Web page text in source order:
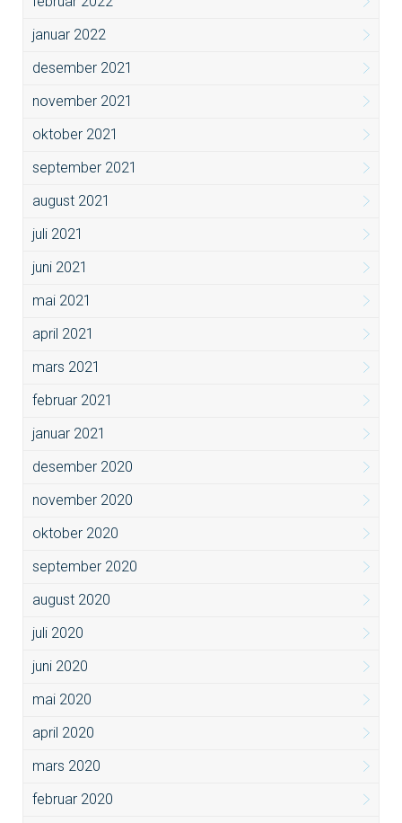
januar 2022
desember 2021
november 2021
oktober 2021
september 2021
august 2021
juli 2021
juni 2021
mai 2021
april 2021
mars 2021
februar 2021
januar 2021
desember 2020
november 2020
oktober 2020
september 2020
august 2020
juli 2020
juni 2020
mai 2020
april 2020
mars 2020
februar 2020